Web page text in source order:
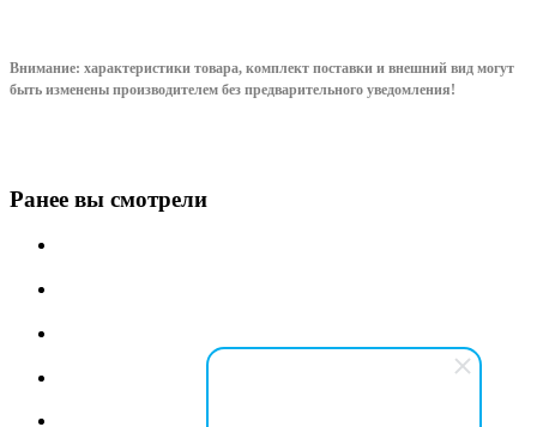
Внимание: характеристики товара, комплект поставки и внешний вид могут
быть изменены производителем без предварительного уведомления!
Ранее вы смотрели